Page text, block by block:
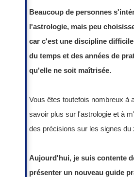
Beaucoup de personnes
l'astrologie, mais peu
car c'est une discipline
du temps et des années de
qu'elle ne soit maîtrisée.
Vous êtes toutefois nombreux à
savoir plus sur l'astrologie et à
des précisions sur les signes du
Aujourd'hui, je suis contente
présenter un nouveau guide